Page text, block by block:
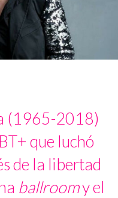
(1965-2018)
que luchó
de la libertad
ballroomy el